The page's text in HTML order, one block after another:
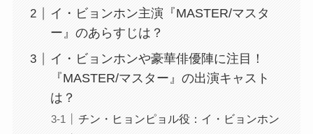
イ・ビョンホン主演『MASTER/マスタ
ー』のあらすじは？
イ・ビョンホンや豪華俳優陣に注目！
『MASTER/マスター』の出演キャスト
は？
チン・ヒョンピョル役：イ・ビョンホン